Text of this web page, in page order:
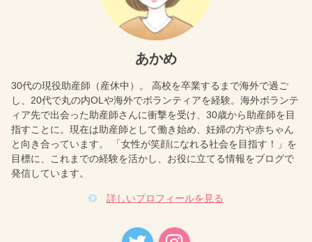
あかめ
30代の現役助産師（産休中）。 高校を卒業するまで海外で過ご
し、20代で丸の内OLや海外でボランティアを経験。海外ボランテ
ィア先で出会った助産師さんに衝撃を受け、30歳から助産師を目
指すことに。現在は助産師として働き始め、妊婦の方や赤ちゃん
と向き合っています。 「女性が笑顔になれる社会を目指す！」を
目標に、これまでの経験を活かし、お役に立てる情報をブログで
発信しています。
詳しいプロフィールを見る